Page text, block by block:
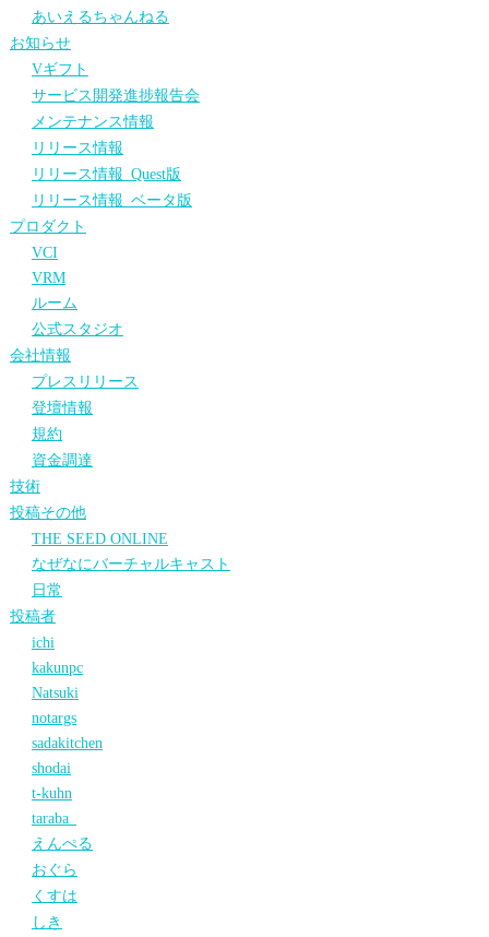
あいえるちゃんねる
お知らせ
Vギフト
サービス開発進捗報告会
メンテナンス情報
リリース情報
リリース情報_Quest版
リリース情報_ベータ版
プロダクト
VCI
VRM
ルーム
公式スタジオ
会社情報
プレスリリース
登壇情報
規約
資金調達
技術
投稿その他
THE SEED ONLINE
なぜなにバーチャルキャスト
日常
投稿者
ichi
kakunpc
Natsuki
notargs
sadakitchen
shodai
t-kuhn
taraba_
えんぺる
おぐら
くすは
しき